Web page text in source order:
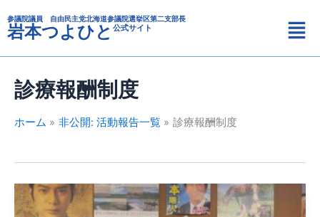
容
を
ス
参議院議員 自由民主党北海道参議院選挙区第二支部長
岩本つよひと 公式サイト
メ
ニ
ュ
診療報酬制度
ホーム 非公開: 活動報告一覧 診療報酬制度
公
立
テ
ゴ